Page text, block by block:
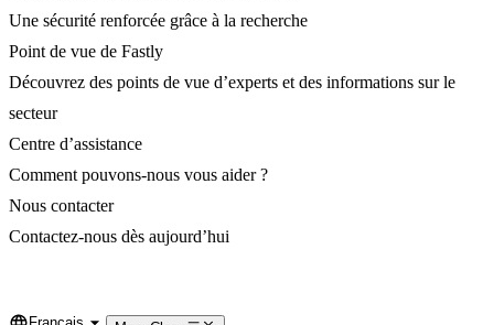
Une sécurité renforcée grâce à la recherche
Point de vue de Fastly
Découvrez des points de vue d’experts et des informations sur le
secteur
Centre d’assistance
Comment pouvons-nous vous aider ?
Nous contacter
Contactez-nous dès aujourd’hui